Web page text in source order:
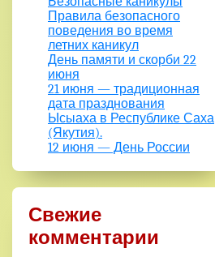
Правила безопасного
поведения во время
летних каникул
День памяти и скорби 22
июня
21 июня — традиционная
дата празднования
Ысыаха в Республике Саха
(Якутия).
12 июня — День России
Свежие
комментарии